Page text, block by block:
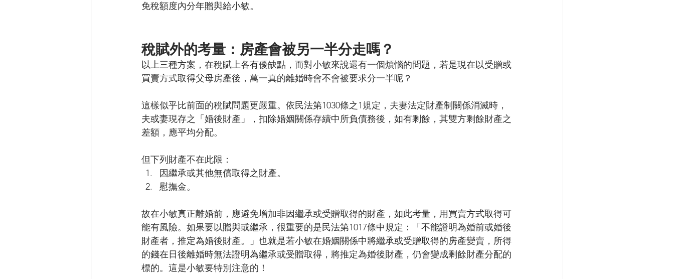
免稅額度內分年贈與給小敏。
稅賦外的考量：房產會被另一半分走嗎？
以上三種方案，在稅賦上各有優缺點，而對小敏來說還有一個煩惱的問題，若是現在以受贈或
買賣方式取得父母房產後，萬一真的離婚時會不會被要求分一半呢？
這樣似乎比前面的稅賦問題更嚴重。依民法第1030條之1規定，夫妻法定財產制關係消滅時，
夫或妻現存之「婚後財產」，扣除婚姻關係存續中所負債務後，如有剩餘，其雙方剩餘財產之
差額，應平均分配。
但下列財產不在此限：
因繼承或其他無償取得之財產。
慰撫金。
故在小敏真正離婚前，應避免增加非因繼承或受贈取得的財產，如此考量，用買賣方式取得可
能有風險。如果要以贈與或繼承，很重要的是民法第1017條中規定：「不能證明為婚前或婚後
財產者，推定為婚後財產。」也就是若小敏在婚姻關係中將繼承或受贈取得的房產變賣，所得
的錢在日後離婚時無法證明為繼承或受贈取得，將推定為婚後財產，仍會變成剩餘財產分配的
標的。這是小敏要特別注意的！